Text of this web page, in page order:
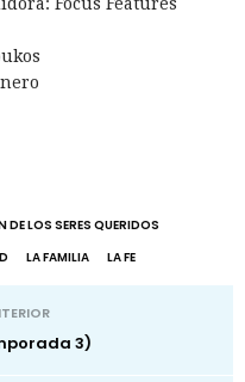
DE LOS SERES QUERIDOS
LA FAMILIA LA FE
3)